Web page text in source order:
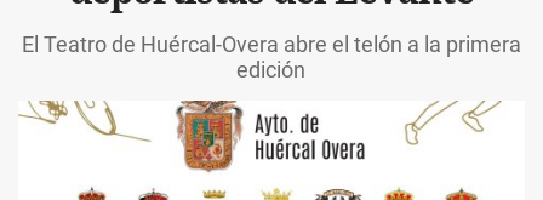
El Teatro de Huércal-Overa abre el telón a la primera
edición